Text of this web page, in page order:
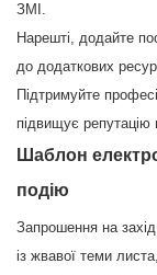
ЗМІ.
Нарешті, додайте
до додаткових
Підтримуйте
підвищує
Шаблон
подію
Запрошення на
із жвавої теми